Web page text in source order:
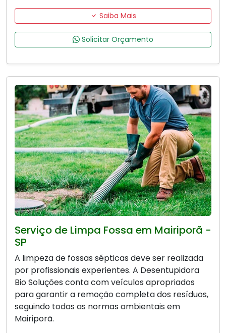
Saiba Mais
Solicitar Orçamento
Serviço de Limpa Fossa em Mairiporã -
SP
A limpeza de fossas sépticas deve ser realizada
por profissionais experientes. A Desentupidora
Bio Soluções conta com veículos apropriados
para garantir a remoção completa dos resíduos,
seguindo todas as normas ambientais em
Mairiporã.